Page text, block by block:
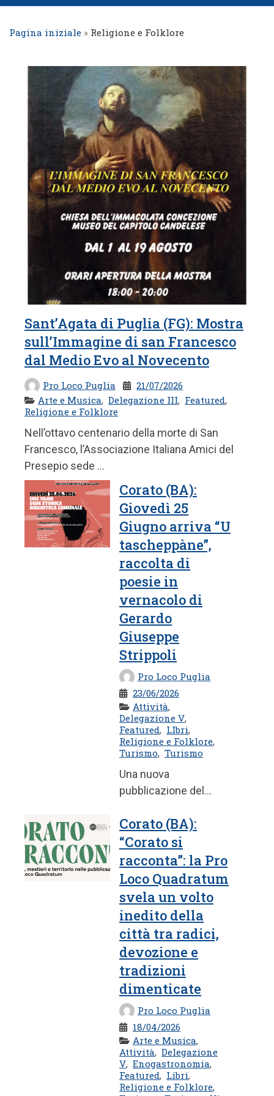
Pagina iniziale » Religione e Folklore
Sant’Agata di Puglia (FG): Mostra
sull’Immagine di san Francesco
dal Medio Evo al Novecento
Pro Loco Puglia
21/07/2026
Arte e Musica, Delegazione III, Featured,
Religione e Folklore
Nell’ottavo centenario della morte di San
Francesco, l’Associazione Italiana Amici del
Presepio sede ...
Corato (BA):
Giovedì 25
Giugno arriva “U
tascheppàne”,
raccolta di
poesie in
vernacolo di
Gerardo
Giuseppe
Strippoli
Pro Loco Puglia
23/06/2026
Attività,
Delegazione V,
Featured, LIbri,
Religione e Folklore,
Turismo, Turismo
Una nuova
pubblicazione del
presentata per la
rassegna “Brisighella
sotto le ...
Corato (BA):
“Corato si
racconta”: la Pro
Loco Quadratum
svela un volto
inedito della
città tra radici,
devozione e
tradizioni
dimenticate
Pro Loco Puglia
18/04/2026
Arte e Musica,
Attività, Delegazione
V, Enogastronomia,
Featured, Libri,
Religione e Folklore,